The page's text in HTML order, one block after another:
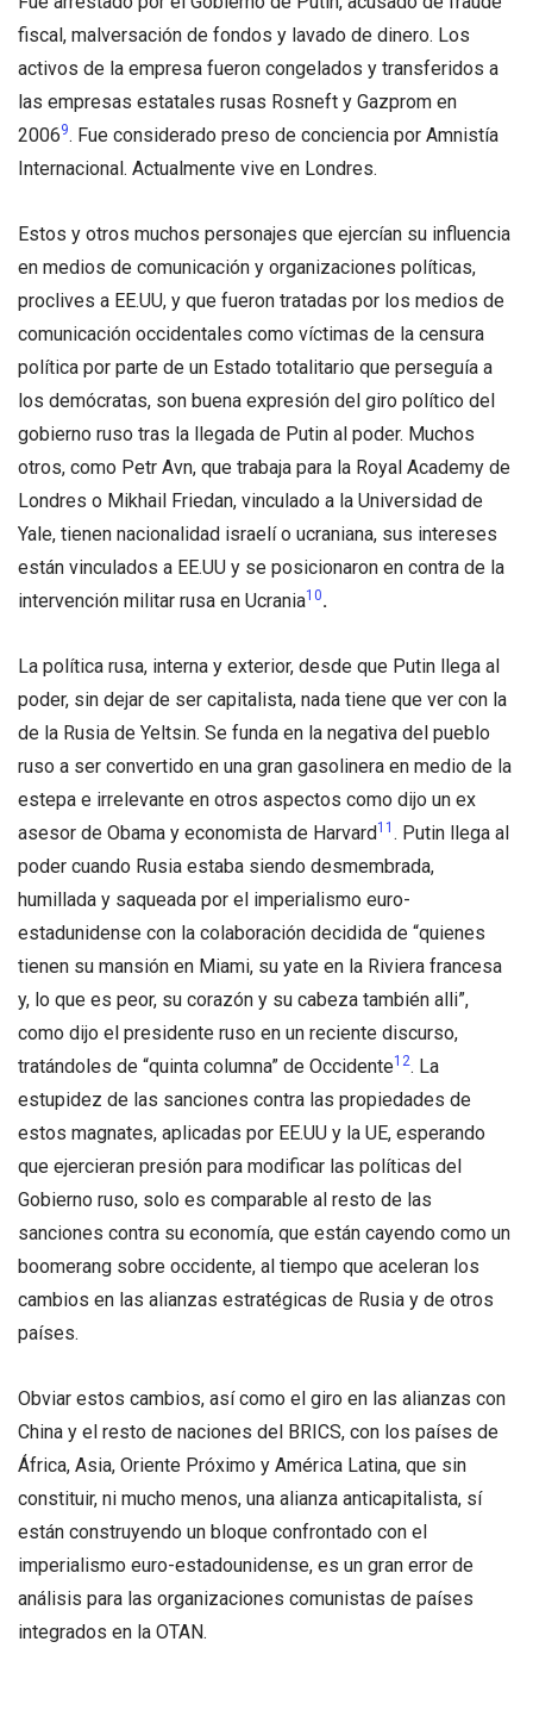
fiscal, malversación de fondos y lavado de dinero. Los
activos de la empresa fueron congelados y transferidos a
las empresas estatales rusas Rosneft y Gazprom en
20069. Fue considerado preso de conciencia por Amnistía
Internacional. Actualmente vive en Londres.
Estos y otros muchos personajes que ejercían su influencia
en medios de comunicación y organizaciones políticas,
proclives a EE.UU, y que fueron tratadas por los medios de
comunicación occidentales como víctimas de la censura
política por parte de un Estado totalitario que perseguía a
los demócratas, son buena expresión del giro político del
gobierno ruso tras la llegada de Putin al poder. Muchos
otros, como Petr Avn, que trabaja para la Royal Academy de
Londres o Mikhail Friedan, vinculado a la Universidad de
Yale, tienen nacionalidad israelí o ucraniana, sus intereses
están vinculados a EE.UU y se posicionaron en contra de la
intervención militar rusa en Ucrania10.
La política rusa, interna y exterior, desde que Putin llega al
poder, sin dejar de ser capitalista, nada tiene que ver con la
de la Rusia de Yeltsin. Se funda en la negativa del pueblo
ruso a ser convertido en una gran gasolinera en medio de la
estepa e irrelevante en otros aspectos como dijo un ex
asesor de Obama y economista de Harvard 11 . Putin llega al
poder cuando Rusia estaba siendo desmembrada,
humillada y saqueada por el imperialismo euro-
estadunidense con la colaboración decidida de “quienes
tienen su mansión en Miami, su yate en la Riviera francesa
y, lo que es peor, su corazón y su cabeza también alli”,
como dijo el presidente ruso en un reciente discurso,
tratándoles de “quinta columna” de Occidente12. La
estupidez de las sanciones contra las propiedades de
estos magnates, aplicadas por EE.UU y la UE, esperando
que ejercieran presión para modificar las políticas del
Gobierno ruso, solo es comparable al resto de las
sanciones contra su economía, que están cayendo como un
boomerang sobre occidente, al tiempo que aceleran los
cambios en las alianzas estratégicas de Rusia y de otros
países.
Obviar estos cambios, así como el giro en las alianzas con
China y el resto de naciones del BRICS, con los países de
África, Asia, Oriente Próximo y América Latina, que sin
constituir, ni mucho menos, una alianza anticapitalista, sí
están construyendo un bloque confrontado con el
imperialismo euro-estadounidense, es un gran error de
análisis para las organizaciones comunistas de países
integrados en la OTAN.